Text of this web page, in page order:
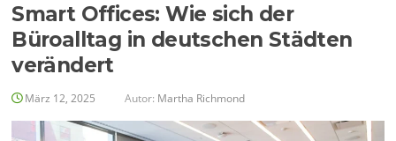
Smart Offices: Wie sich der
Büroalltag in deutschen Städten
verändert
März 12, 2025 Autor: Martha Richmond